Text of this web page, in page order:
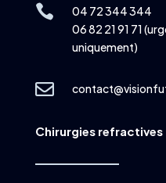

04 72 344 344
06 82 21 91 71
uniquement)

Chirurgies refractives